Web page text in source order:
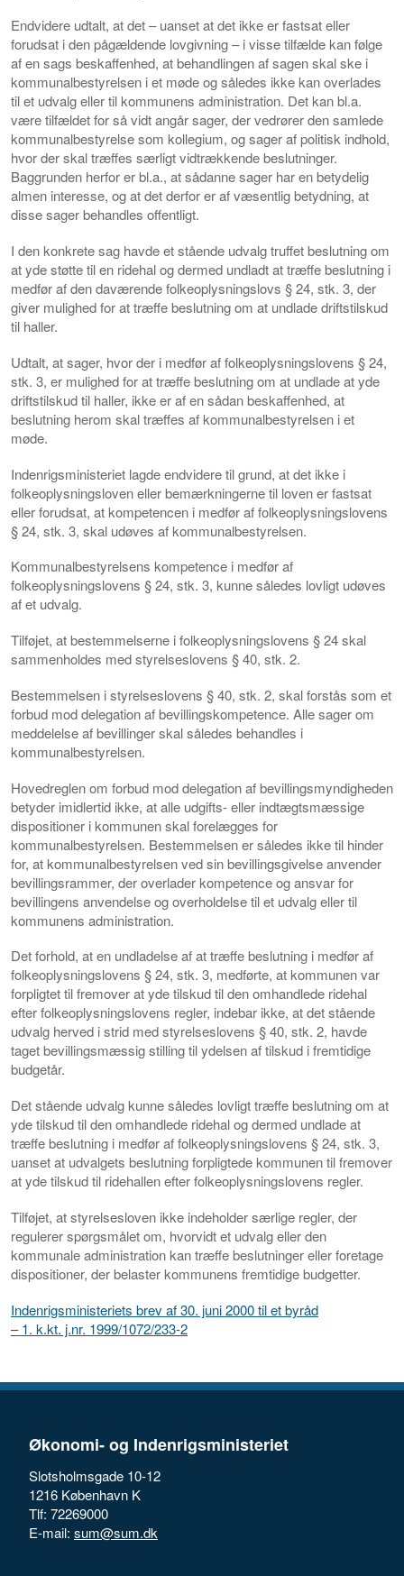
Endvidere udtalt, at det – uanset at det ikke er fastsat eller
forudsat i den pågældende lovgivning – i visse tilfælde kan følge
af en sags beskaffenhed, at behandlingen af sagen skal ske i
kommunalbestyrelsen i et møde og således ikke kan overlades
til et udvalg eller til kommunens administration. Det kan bl.a.
være tilfældet for så vidt angår sager, der vedrører den samlede
kommunalbestyrelse som kollegium, og sager af politisk indhold,
hvor der skal træffes særligt vidtrækkende beslutninger.
Baggrunden herfor er bl.a., at sådanne sager har en betydelig
almen interesse, og at det derfor er af væsentlig betydning, at
disse sager behandles offentligt.
I den konkrete sag havde et stående udvalg truffet beslutning om
at yde støtte til en ridehal og dermed undladt at træffe beslutning i
medfør af den daværende folkeoplysningslovs § 24, stk. 3, der
giver mulighed for at træffe beslutning om at undlade driftstilskud
til haller.
Udtalt, at sager, hvor der i medfør af folkeoplysningslovens § 24,
stk. 3, er mulighed for at træffe beslutning om at undlade at yde
driftstilskud til haller, ikke er af en sådan beskaffenhed, at
beslutning herom skal træffes af kommunalbestyrelsen i et
møde.
Indenrigsministeriet lagde endvidere til grund, at det ikke i
folkeoplysningsloven eller bemærkningerne til loven er fastsat
eller forudsat, at kompetencen i medfør af folkeoplysningslovens
§ 24, stk. 3, skal udøves af kommunalbestyrelsen.
Kommunalbestyrelsens kompetence i medfør af
folkeoplysningslovens § 24, stk. 3, kunne således lovligt udøves
af et udvalg.
Tilføjet, at bestemmelserne i folkeoplysningslovens § 24 skal
sammenholdes med styrelseslovens § 40, stk. 2.
Bestemmelsen i styrelseslovens § 40, stk. 2, skal forstås som et
forbud mod delegation af bevillingskompetence. Alle sager om
meddelelse af bevillinger skal således behandles i
kommunalbestyrelsen.
Hovedreglen om forbud mod delegation af bevillingsmyndigheden
betyder imidlertid ikke, at alle udgifts- eller indtægtsmæssige
dispositioner i kommunen skal forelægges for
kommunalbestyrelsen. Bestemmelsen er således ikke til hinder
for, at kommunalbestyrelsen ved sin bevillingsgivelse anvender
bevillingsrammer, der overlader kompetence og ansvar for
bevillingens anvendelse og overholdelse til et udvalg eller til
kommunens administration.
Det forhold, at en undladelse af at træffe beslutning i medfør af
folkeoplysningslovens § 24, stk. 3, medførte, at kommunen var
forpligtet til fremover at yde tilskud til den omhandlede ridehal
efter folkeoplysningslovens regler, indebar ikke, at det stående
udvalg herved i strid med styrelseslovens § 40, stk. 2, havde
taget bevillingsmæssig stilling til ydelsen af tilskud i fremtidige
budgetår.
Det stående udvalg kunne således lovligt træffe beslutning om at
yde tilskud til den omhandlede ridehal og dermed undlade at
træffe beslutning i medfør af folkeoplysningslovens § 24, stk. 3,
uanset at udvalgets beslutning forpligtede kommunen til fremover
at yde tilskud til ridehallen efter folkeoplysningslovens regler.
Tilføjet, at styrelsesloven ikke indeholder særlige regler, der
regulerer spørgsmålet om, hvorvidt et udvalg eller den
kommunale administration kan træffe beslutninger eller foretage
dispositioner, der belaster kommunens fremtidige budgetter.
Indenrigsministeriets brev af 30. juni 2000 til et byråd
– 1. k.kt. j.nr. 1999/1072/233-2
Økonomi- og Indenrigsministeriet
Slotsholmsgade 10-12
1216 København K
Tlf: 72269000
E-mail: sum@sum.dk